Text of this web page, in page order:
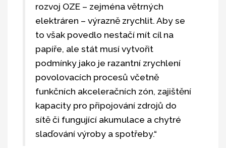
rozvoj OZE – zejména větrných
elektráren – výrazně zrychlit. Aby se
to však povedlo nestačí mít cíl na
papíře, ale stát musí vytvořit
podmínky jako je razantní zrychlení
povolovacích procesů včetně
funkčních akceleračních zón, zajištění
kapacity pro připojování zdrojů do
sítě či fungující akumulace a chytré
slaďování výroby a spotřeby.“